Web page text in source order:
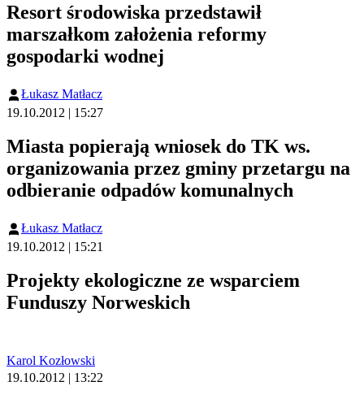
Resort środowiska przedstawił
marszałkom założenia reformy
gospodarki wodnej
Łukasz Matłacz
19.10.2012 | 15:27
Miasta popierają wniosek do TK ws.
organizowania przez gminy przetargu na
odbieranie odpadów komunalnych
Łukasz Matłacz
19.10.2012 | 15:21
Projekty ekologiczne ze wsparciem
Funduszy Norweskich
Karol Kozłowski
19.10.2012 | 13:22